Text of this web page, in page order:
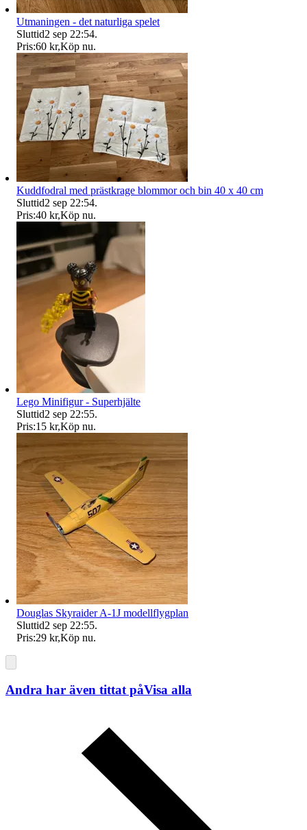
Utmaningen - det naturliga spelet
Sluttid2 sep 22:54.
Pris:60 kr,Köp nu.
Kuddfodral med prästkrage blommor och bin 40 x 40 cm
Sluttid2 sep 22:54.
Pris:40 kr,Köp nu.
Lego Minifigur - Superhjälte
Sluttid2 sep 22:55.
Pris:15 kr,Köp nu.
Douglas Skyraider A-1J modellflygplan
Sluttid2 sep 22:55.
Pris:29 kr,Köp nu.
Andra har även tittat påVisa alla